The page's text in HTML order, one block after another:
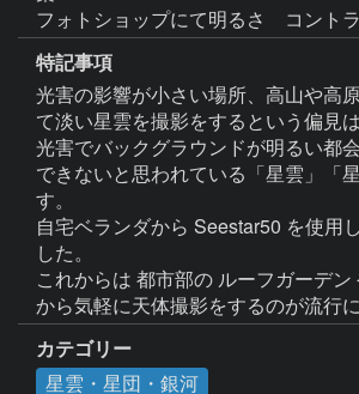
特記事項
光害の影響が小さい場所、高山や高
て淡い星雲を撮影をするという偏見は
光害でバックグラウンドが明るい都
できないと思われている「星雲」「
す。
自宅ベランダから Seestar50 を使用
した。
これからは 都市部の ルーフガーデン
カテゴリー
星雲・星団・銀河